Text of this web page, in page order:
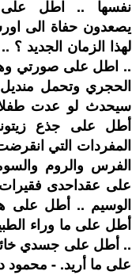
نفسها .. اطل على
يصعدون حفاة الى
لهذا الزمان الجديد
.. اطل على صورتي
الحجري وتحمل
سيحدث لو عدت
أطل على جذع
المفردات التي
الفرس والروم
على عقداحدى فقيرات
الوسيم .. أطل على
أطل على ما وراء
.. أطل على جسدي
على ما أريد. -